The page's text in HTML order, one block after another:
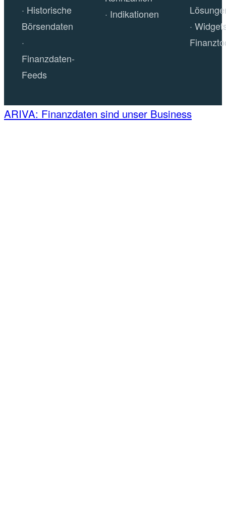
Historische
Börsendaten
Finanzdaten-
Feeds
Indikationen
ARIVA: Finanzdaten sind unser Business